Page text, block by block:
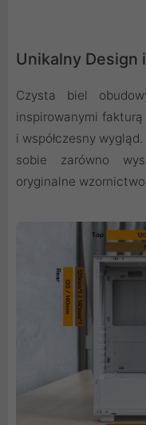
Unikalny Design
Czysta biel
inspirowanymi
i współczesny
sobie zarówno
oryginalne